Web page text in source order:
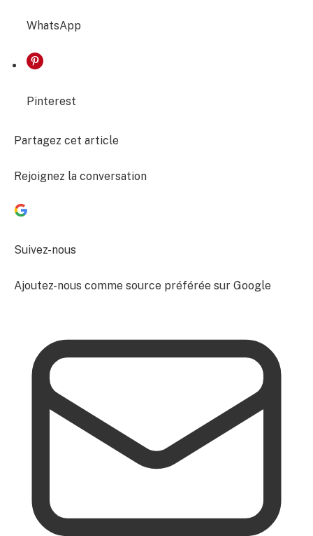
WhatsApp
Pinterest
Partagez cet article
Rejoignez la conversation
Suivez-nous
Ajoutez-nous comme source préférée sur Google